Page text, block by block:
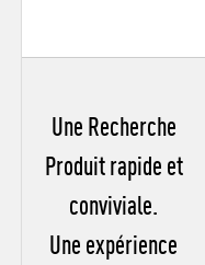
Une Recherche
Produit rapide et
conviviale.
Une expérience